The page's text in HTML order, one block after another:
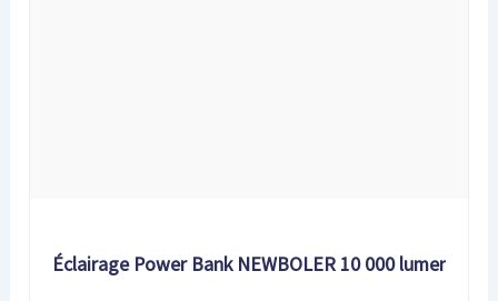
Éclairage Power Bank NEWBOLER 10 000 lumens